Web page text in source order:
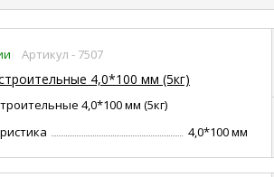
Артикул - 7507
4,0*100 мм (5кг)
4,0*100 мм (5кг)
4,0*100 мм